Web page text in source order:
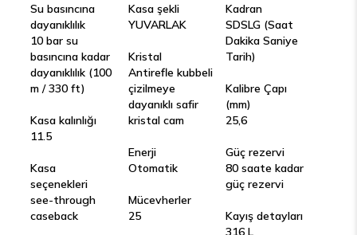
Su basıncına
dayanıklılık
10 bar su
basıncına kadar
dayanıklılık (100
m / 330 ft)
Kasa kalınlığı
11.5
Kasa
seçenekleri
see-through
caseback
Kasa şekli
YUVARLAK
Kristal
Antirefle kubbeli
çizilmeye
dayanıklı safir
kristal cam
Enerji
Otomatik
Mücevherler
25
Kadran
SDSLG (Saat
Dakika Saniye
Tarih)
Kalibre Çapı
(mm)
25,6
Güç rezervi
80 saate kadar
güç rezervi
Kayış detayları
316 L